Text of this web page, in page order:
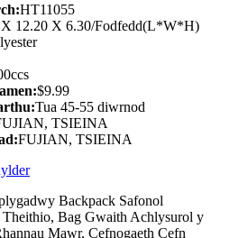
HT11055
X 12.20 X 6.30/Fodfedd(L*W*H)
$9.99
Tua 45-55 diwrnod
TSIEINA
FUJIAN, TSIEINA